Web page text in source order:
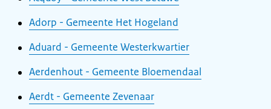
Adorp - Gemeente Het Hogeland
Aduard - Gemeente Westerkwartier
Aerdenhout - Gemeente Bloemendaal
Aerdt - Gemeente Zevenaar